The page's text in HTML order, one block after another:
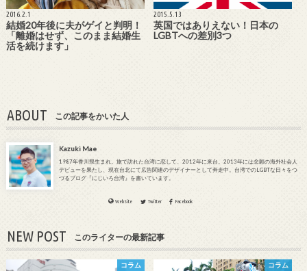
2016.2.1
結婚20年後に夫がゲイと判明！
「離婚はせず、このまま結婚生
活を続けます」
2015.5.13
英国ではありえない！日本の
LGBTへの差別3つ
ABOUT この記事をかいた人
Kazuki Mae
1987年香川県生まれ。旅で訪れた台湾に恋して、2012年に来台。2013年には念願の海外社会人
デビューを果たし、現在台北にて広告関連のデザイナーとして奔走中。台湾でのLGBTな日々をつ
づるブログ『にじいろ台湾』を書いています。
WebSite Twitter Facebook
NEW POST このライターの最新記事
コラム コラム